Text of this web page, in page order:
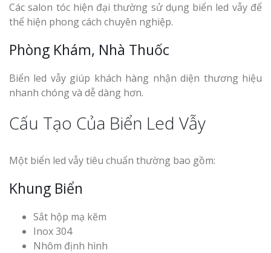
Các salon tóc hiện đại thường sử dụng biển led vẫy để
thể hiện phong cách chuyên nghiệp.
Phòng Khám, Nhà Thuốc
Biển led vẫy giúp khách hàng nhận diện thương hiệu
nhanh chóng và dễ dàng hơn.
Cấu Tạo Của Biển Led Vẫy
Một biển led vẫy tiêu chuẩn thường bao gồm:
Khung Biển
Sắt hộp mạ kẽm
Inox 304
Nhôm định hình